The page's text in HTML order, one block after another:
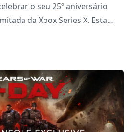
o seu 25º aniversário
da Xbox Series X. Esta
em verde, uma ca